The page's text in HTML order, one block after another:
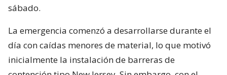
sábado.
La emergencia comenzó a desarrollarse durante el
día con caídas menores de material, lo que motivó
inicialmente la instalación de barreras de